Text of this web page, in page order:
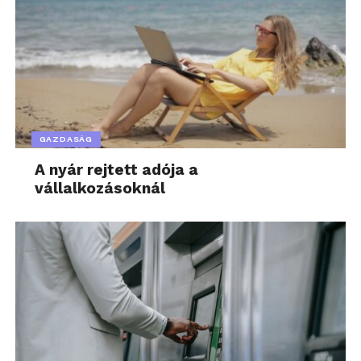
épít adatközpontot,
annak ma kell
gondolkodnia arról, hogy
2030-ban vagy 2040-ben
honnan veszi a vizet
– mondta el Gampel Tamás, a Xylem Water
Solutions Hungary értékesítési vezetője.
A megoldás már létezik – csak
alkalmazni kell
A tanulmány fő tanulsága, hogy az extra vízigény
nem feltétlenül jelent végzetes terhelést az
ivóvízkészletekre – ha a megfelelő víztechnológiai
megoldásokat időben bevezetik. A világ
szennyvízrendszerei évente 320 ezer milliárd liter
GAZDASÁG
A nyár rejtett adója a
vállalkozásoknál